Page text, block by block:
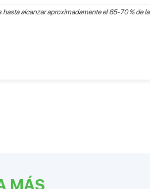
alcanzar aproximadamente el 65-70 % de la
MÁS